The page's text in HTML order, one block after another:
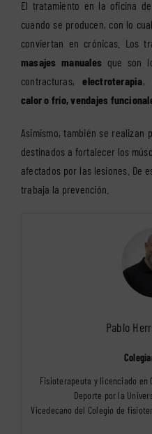
El tratamiento en la oficina
cuando se producen, con lo
conviertan en crónicas. Los
masajes manuales que son
contracturas,electroterapia
calor o frío, vendajes
Asimismo, también se realizan
destinados a fortalecer los
afectados por las lesiones. De
trabaja la prevención.
Pablo
Fisioterapeuta y licenciado en
Deporte por la
Vicedecano del Colegio de